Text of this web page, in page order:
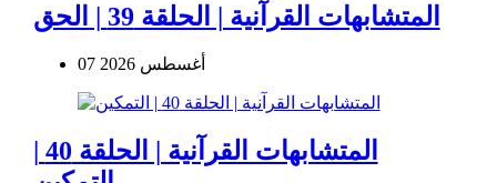
المتشابهات القرآنية | الحلقة 39 | الحق
07 أغسطس 2026